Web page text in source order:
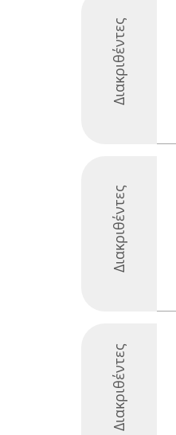
Διακριθέντες
Διακριθέντες
Διακριθέντες